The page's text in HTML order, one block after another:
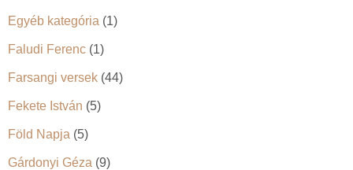
Egyéb kategória (1)
Faludi Ferenc (1)
Farsangi versek (44)
Fekete István (5)
Föld Napja (5)
Gárdonyi Géza (9)